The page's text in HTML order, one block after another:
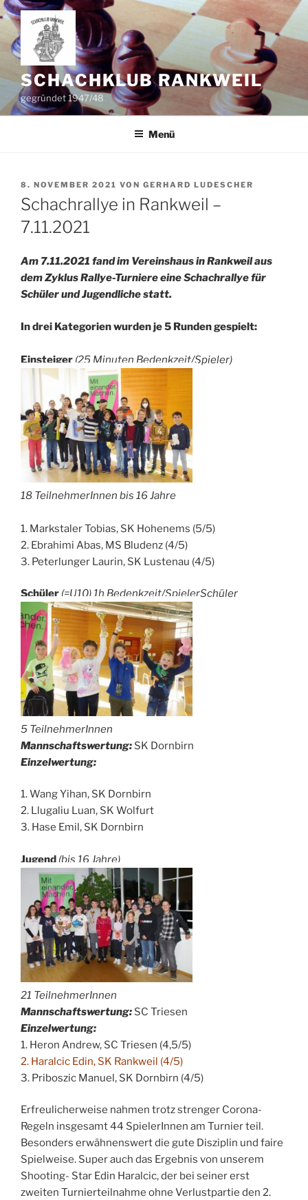
Zum
Inhalt
springen
SCHACHKLUB RANKWEIL
gegründet 1947/48
Menü
VERÖFFENTLICHT
AM
8. NOVEMBER 2021 VON GERHARD LUDESCHER
Schachrallye in Rankweil –
7.11.2021
Am 7.11.2021 fand im Vereinshaus in Rankweil aus
dem Zyklus Rallye-Turniere eine Schachrallye für
Schüler und Jugendliche statt.
In drei Kategorien wurden je 5 Runden gespielt:
Einsteiger (25 Minuten Bedenkzeit/Spieler)
18 TeilnehmerInnen bis 16 Jahre
1. Markstaler Tobias, SK Hohenems (5/5)
2. Ebrahimi Abas, MS Bludenz (4/5)
3. Peterlunger Laurin, SK Lustenau (4/5)
Schüler (=U10) 1h Bedenkzeit/SpielerSchüler
5 TeilnehmerInnen
Mannschaftswertung: SK Dornbirn
Einzelwertung:
1. Wang Yihan, SK Dornbirn
2. Llugaliu Luan, SK Wolfurt
3. Hase Emil, SK Dornbirn
Jugend (bis 16 Jahre)
21 TeilnehmerInnen
Mannschaftswertung: SC Triesen
Einzelwertung:
1. Heron Andrew, SC Triesen (4,5/5)
2. Haralcic Edin, SK Rankweil (4/5)
3. Priboszic Manuel, SK Dornbirn (4/5)
Erfreulicherweise nahmen trotz strenger Corona-
Regeln insgesamt 44 SpielerInnen am Turnier teil.
Besonders erwähnenswert die gute Disziplin und faire
Spielweise. Super auch das Ergebnis von unserem
Shooting- Star Edin Haralcic, der bei seiner erst
zweiten Turnierteilnahme ohne Verlustpartie den 2.